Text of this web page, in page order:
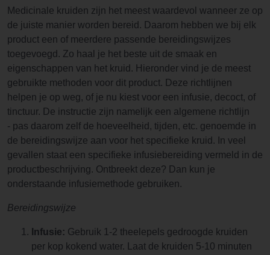
Medicinale kruiden zijn het meest waardevol wanneer ze op
de juiste manier worden bereid. Daarom hebben we bij elk
product een of meerdere passende bereidingswijzes
toegevoegd. Zo haal je het beste uit de smaak en
eigenschappen van het kruid. Hieronder vind je de meest
gebruikte methoden voor dit product. Deze richtlijnen
helpen je op weg, of je nu kiest voor een infusie, decoct, of
tinctuur. De instructie zijn namelijk een algemene richtlijn
- pas daarom zelf de hoeveelheid, tijden, etc. genoemde in
de bereidingswijze aan voor het specifieke kruid. In veel
gevallen staat een specifieke infusiebereiding vermeld in de
productbeschrijving. Ontbreekt deze? Dan kun je
onderstaande infusiemethode gebruiken.
Bereidingswijze
Infusie: Gebruik 1-2 theelepels gedroogde kruiden
per kop kokend water. Laat de kruiden 5-10 minuten